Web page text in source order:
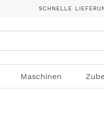
SCHNELLE
Maschinen